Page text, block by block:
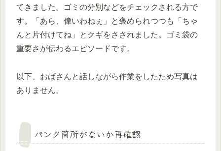
てきました。ゴミの分別などをチェックされる方で
す。「あら、偉いわねぇ」と褒められつつも「ちゃ
んと片付けてね」とクギをさされました。ゴミ袋の
重要さが伝わるエピソードです。
以下、おばさんと話しながら作業をしたため写真は
ありません。
パンク箇所がないか再確認